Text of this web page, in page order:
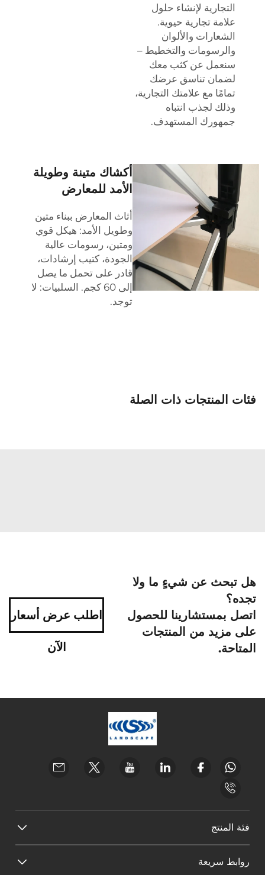
التجارية لإنشاء حلول
علامة تجارية حيوية.
الشعارات والألوان
والرسومات والتخطيط –
سنعمل عن كثب معك
لضمان تناسق عرضك
تمامًا مع علامتك التجارية،
وذلك لجذب انتباه
جمهورك المستهدف.
أكشاك متينة وطويلة
الأمد للمعارض
أثاث المعارض ببناء متين
وطويل الأمد: هيكل قوي
ومتين، رسومات عالية
الجودة، كتيب إرشادات،
قادر على تحمل ما يصل
إلى 60 كجم. السلبيات: لا
توجد.
فئات المنتجات ذات الصلة
هل تبحث عن شيءٍ ما ولا
تجده؟
اتصل بمستشارينا للحصول
على مزيد من المنتجات
المتاحة.
اطلب عرض أسعار
الآن
فئة المنتج
روابط سريعة